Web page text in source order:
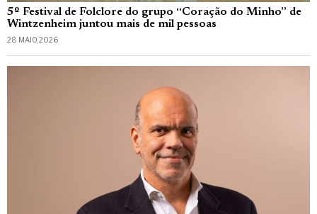
5º Festival de Folclore do grupo “Coração do Minho” de
Wintzenheim juntou mais de mil pessoas
28 MAIO, 2026